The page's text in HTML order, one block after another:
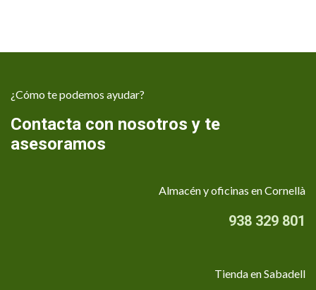
¿Cómo te podemos ayudar?
Contacta con nosotros y te
asesoramos
Almacén y oficinas en Cornellà
938 329 801
Tienda en Sabadell